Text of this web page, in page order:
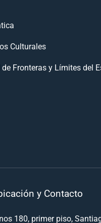
Culturales
Fronteras y Límites del
y Contacto
180, primer piso,